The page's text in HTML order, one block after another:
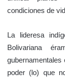
condiciones de
La lideresa
Bolivariana
poder (lo) que